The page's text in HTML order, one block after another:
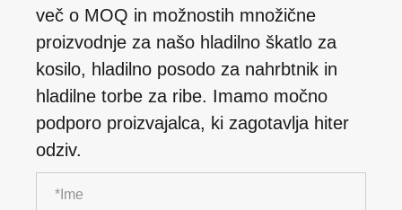
več o MOQ in možnostih množične
proizvodnje za našo hladilno škatlo za
kosilo, hladilno posodo za nahrbtnik in
hladilne torbe za ribe. Imamo močno
podporo proizvajalca, ki zagotavlja hiter
odziv.